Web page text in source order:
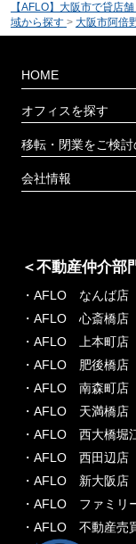
【AFLO】大阪市で貸店
域から探す > 大阪市阿倍
HOME
オフィスを探す
移転・閉業をご検討
会社情報
＜不動産仲介部
・AFLO なんば店
・AFLO 心斎橋店
・AFLO 上本町店
・AFLO 肥後橋店
・AFLO 南森町店
・AFLO 天満橋店
・AFLO 西大橋堀
・AFLO 西田辺店
・AFLO 新大阪店
・AFLO ファミリ
・AFLO 不動産売